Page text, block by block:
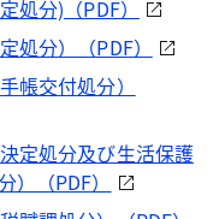
処分)（PDF）
処分）（PDF）
帳交付処分）
定処分及び生活保護
（PDF）